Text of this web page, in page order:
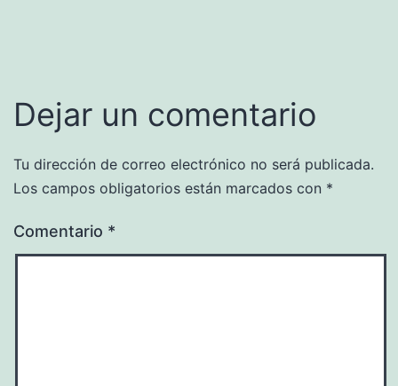
Dejar un comentario
Tu dirección de correo electrónico no será publicada.
Los campos obligatorios están marcados con *
Comentario *